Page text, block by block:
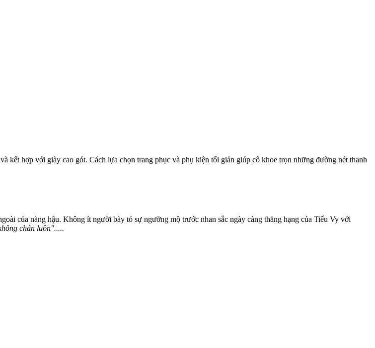
kết hợp với giày cao gót. Cách lựa chọn trang phục và phụ kiện tối giản giúp cô khoe trọn những đường nét thanh
của nàng hậu. Không ít người bày tỏ sự ngưỡng mộ trước nhan sắc ngày càng thăng hạng của Tiểu Vy với
chán luôn".....